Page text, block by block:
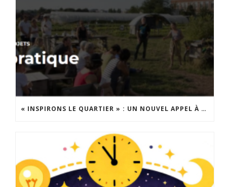
« INSPIRONS LE QUARTIER » : UN NOUVEL APPEL À PROJETS EST LANCÉ !